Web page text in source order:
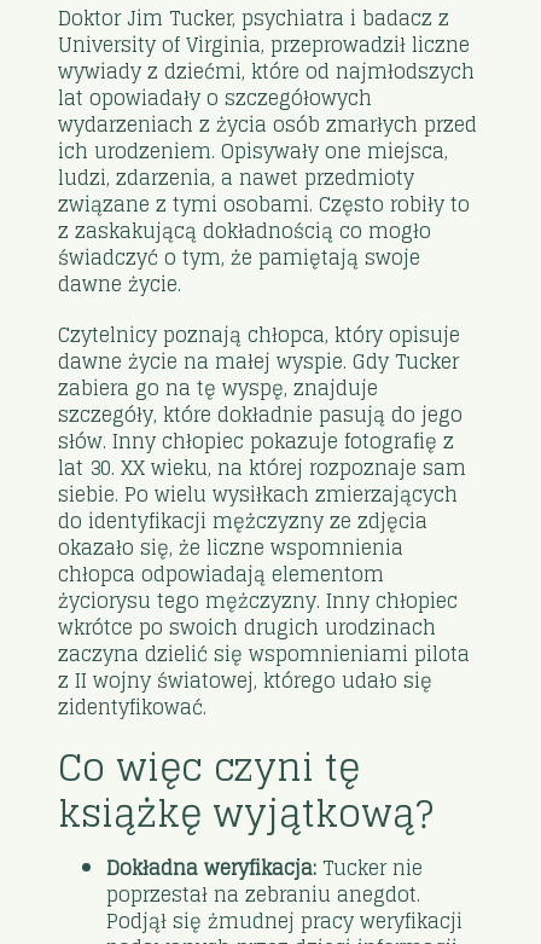
Doktor Jim Tucker, psychiatra i badacz z
University of Virginia, przeprowadził liczne
wywiady z dziećmi, które od najmłodszych
lat opowiadały o szczegółowych
wydarzeniach z życia osób zmarłych przed
ich urodzeniem. Opisywały one miejsca,
ludzi, zdarzenia, a nawet przedmioty
związane z tymi osobami. Często robiły to
z zaskakującą dokładnością co mogło
świadczyć o tym, że pamiętają swoje
dawne życie.
Czytelnicy poznają chłopca, który opisuje
dawne życie na małej wyspie. Gdy Tucker
zabiera go na tę wyspę, znajduje
szczegóły, które dokładnie pasują do jego
słów. Inny chłopiec pokazuje fotografię z
lat 30. XX wieku, na której rozpoznaje sam
siebie. Po wielu wysiłkach zmierzających
do identyfikacji mężczyzny ze zdjęcia
okazało się, że liczne wspomnienia
chłopca odpowiadają elementom
życiorysu tego mężczyzny. Inny chłopiec
wkrótce po swoich drugich urodzinach
zaczyna dzielić się wspomnieniami pilota
z II wojny światowej, którego udało się
zidentyfikować.
Co więc czyni tę
książkę wyjątkową?
Dokładna weryfikacja:Tucker nie
poprzestał na zebraniu anegdot.
Podjął się żmudnej pracy weryfikacji